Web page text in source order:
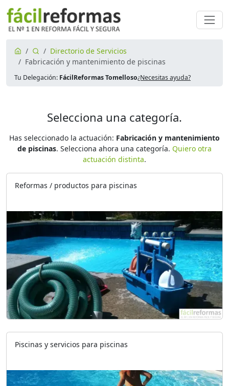
Directorio de Servicios
Fabricación y mantenimiento de piscinas
Tu Delegación: FácilReformas Tomelloso¿Necesitas ayuda?
Selecciona una categoría.
Has seleccionado la actuación: Fabricación y mantenimiento
de piscinas. Selecciona ahora una categoría. Quiero otra
actuación distinta.
Reformas / productos para piscinas
Piscinas y servicios para piscinas